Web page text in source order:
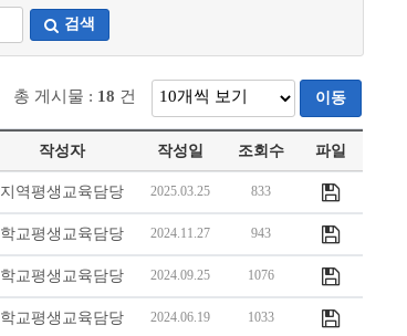
검색
총 게시물 : 18 건 이동
작성자 작성일 조회수 파일
지역평생교육담당 2025.03.25 833
학교평생교육담당 2024.11.27 943
학교평생교육담당 2024.09.25 1076
학교평생교육담당 2024.06.19 1033